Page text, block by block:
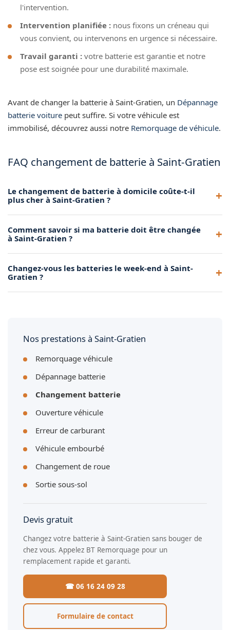
l'intervention.
Intervention planifiée : nous fixons un créneau qui
vous convient, ou intervenons en urgence si nécessaire.
Travail garanti : votre batterie est garantie et notre
pose est soignée pour une durabilité maximale.
Avant de changer la batterie à Saint-Gratien, un Dépannage
batterie voiture peut suffire. Si votre véhicule est
immobilisé, découvrez aussi notre Remorquage de véhicule.
FAQ changement de batterie à Saint-Gratien
Le changement de batterie à domicile coûte-t-il
plus cher à Saint-Gratien ?
traditionnels. Il inclut la batterie, la pose, le déplacement et
Comment savoir si ma batterie doit être changée
à Saint-Gratien ?
batterie allumé ou des accessoires défaillants. Notre
Changez-vous les batteries le week-end à Saint-
Gratien ?
Nos prestations à Saint-Gratien
Remorquage véhicule
Dépannage batterie
Changement batterie
Ouverture véhicule
Erreur de carburant
Véhicule embourbé
Changement de roue
Sortie sous-sol
Devis gratuit
Changez votre batterie à Saint-Gratien sans bouger de
chez vous. Appelez BT Remorquage pour un
remplacement rapide et garanti.
☎ 06 16 24 09 28
Formulaire de contact